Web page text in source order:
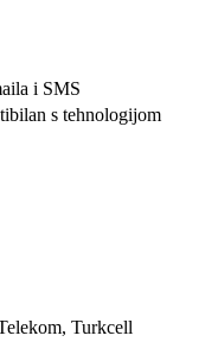
i SMS
s tehnologijom
Turkcell